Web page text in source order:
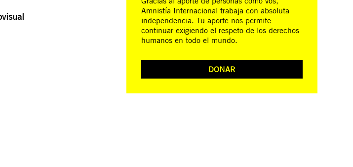
Amnistía Internacional trabaja con absoluta
independencia. Tu aporte nos permite
continuar exigiendo el respeto de los derechos
humanos en todo el mundo.
DONAR